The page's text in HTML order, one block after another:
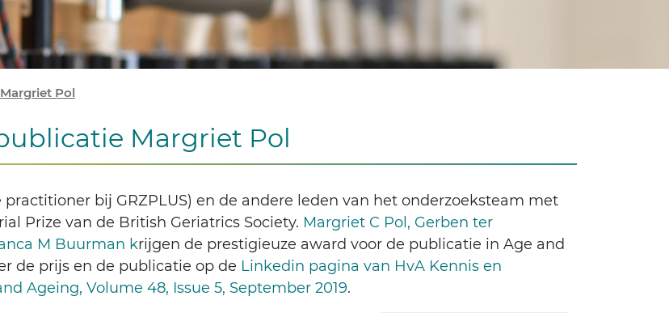
Pol
Margriet Pol
practitioner bij GRZPLUS) en de andere leden van het onderzoeksteam met
Prize van de British Geriatrics Society. Margriet C Pol, Gerben ter
M Buurman krijgen de prestigieuze award voor de publicatie in Age and
de prijs en de publicatie op de Linkedin pagina van HvA Kennis en
Ageing, Volume 48, Issue 5, September 2019.